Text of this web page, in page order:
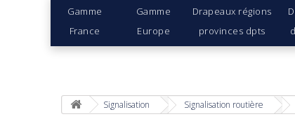
Gamme
France
Gamme
Europe
Drapeaux régions
provinces dpts
Signalisation Signalisation routière